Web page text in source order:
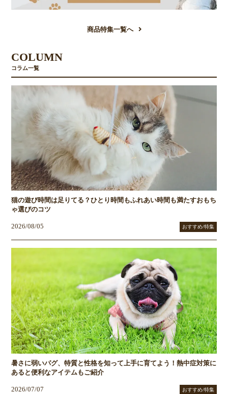
商品特集一覧へ
COLUMN
コラム一覧
猫の遊び時間は足りてる？ひとり時間もふれあい時間も満たすおもち
ゃ選びのコツ
2026/08/05 おすすめ/特集
暑さに弱いパグ、特質と性格を知って上手に育てよう！熱中症対策に
あると便利なアイテムもご紹介
2026/07/07 おすすめ/特集